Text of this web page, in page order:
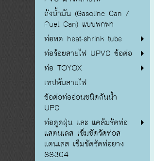
ถังน้ำมัน (Gasoline Can /
Fuel Can) แบบพกพา
ท่อหด heat-shrink tube
ท่อร้อยสายไฟ UPVC ข้อต่อ
ท่อ TOYOX
เทปพันสายไฟ
ข้อต่อท่ออ่อนชนิดกันน้ำ
UPC
ท่อดูดฝุ่น และ แคล้มรัดท่อ
แสตนเลส เข็มขัดรัดท่อส
แตนเลส เข็มขัดรัดท่อยาง
SS304